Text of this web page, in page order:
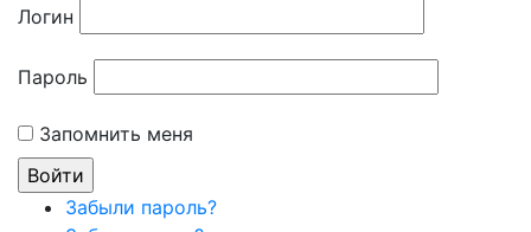
Логин
Пароль
Запомнить меня
Забыли пароль?